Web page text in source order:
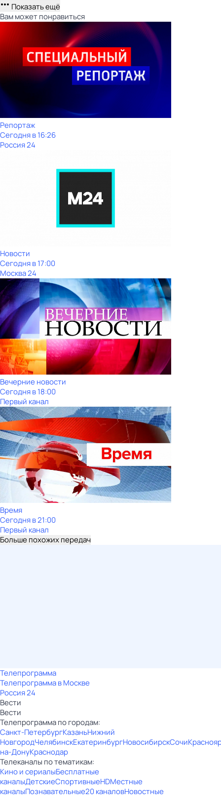
Показать ещё
Вам может понравиться
Репортаж
Сегодня в 16:26
Россия 24
Новости
Сегодня в 17:00
Москва 24
Вечерние новости
Сегодня в 18:00
Первый канал
Время
Сегодня в 21:00
Первый канал
Больше похожих передач
Телепрограмма
Телепрограмма в Москве
Россия 24
Вести
Вести
Телепрограмма по городам:
Санкт-ПетербургКазаньНижний
НовгородЧелябинскЕкатеринбургНовосибирскСочи
на-ДонуКраснодар
Телеканалы по тематикам:
Кино и сериалыБесплатные
каналыДетскиеСпортивныеHDМестные
каналыПознавательные20 каналовНовостные